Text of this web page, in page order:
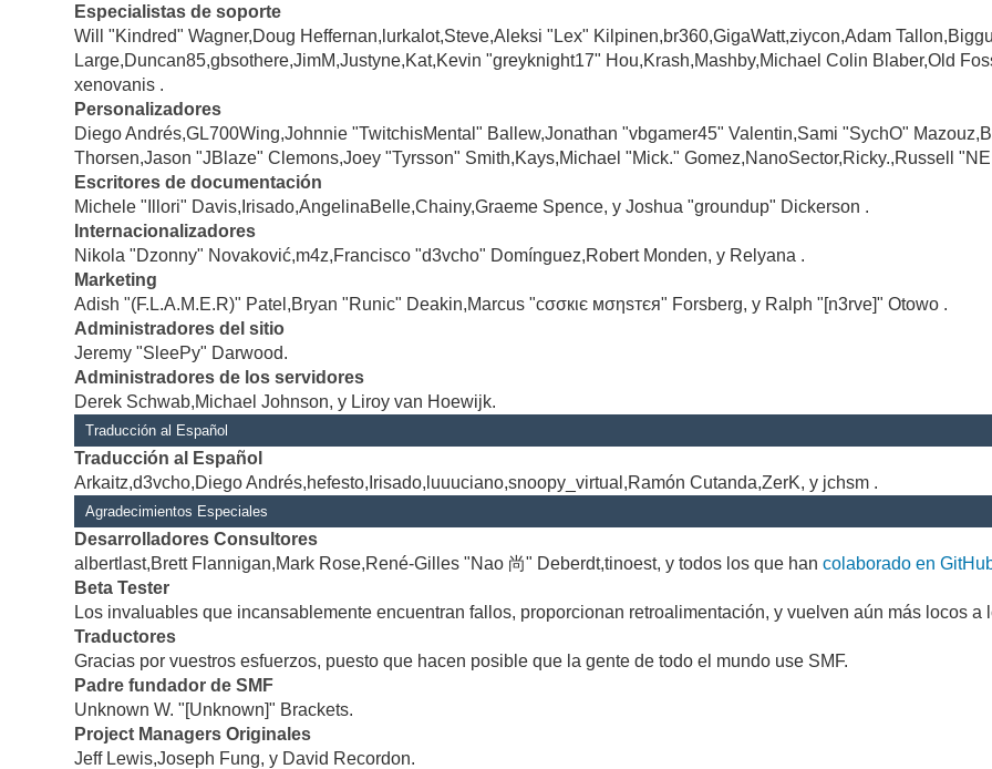
Especialistas de soporte
Will "Kindred" Wagner,Doug Heffernan,lurkalot,Steve,Aleksi "Lex" Kilpinen,br360,GigaWatt,ziycon,Adam
Large,Duncan85,gbsothere,JimM,Justyne,Kat,Kevin "greyknight17" Hou,Krash,Mashby,Michael Colin Blaber,Old
xenovanis .
Personalizadores
Diego Andrés,GL700Wing,Johnnie "TwitchisMental" Ballew,Jonathan "vbgamer45" Valentin,Sami "SychO"
Thorsen,Jason "JBlaze" Clemons,Joey "Tyrsson" Smith,Kays,Michael "Mick." Gomez,NanoSector,Ricky.,Russell
Escritores de documentación
Michele "Illori" Davis,Irisado,AngelinaBelle,Chainy,Graeme Spence, y Joshua "groundup" Dickerson .
Internacionalizadores
Nikola "Dzonny" Novaković,m4z,Francisco "d3vcho" Domínguez,Robert Monden, y Relyana .
Marketing
Adish "(F.L.A.M.E.R)" Patel,Bryan "Runic" Deakin,Marcus "cσσкιє мσηѕтєя" Forsberg, y Ralph "[n3rve]" Otowo .
Administradores del sitio
Jeremy "SleePy" Darwood.
Administradores de los servidores
Derek Schwab,Michael Johnson, y Liroy van Hoewijk.
Traducción al Español
Traducción al Español
Arkaitz,d3vcho,Diego Andrés,hefesto,Irisado,luuuciano,snoopy_virtual,Ramón Cutanda,ZerK, y jchsm .
Agradecimientos Especiales
Desarrolladores Consultores
albertlast,Brett Flannigan,Mark Rose,René-Gilles "Nao 尚" Deberdt,tinoest, y todos los que hancolaborado en
Beta Tester
Los invaluables que incansablemente encuentran fallos, proporcionan retroalimentación, y vuelven aún más locos a
Traductores
Gracias por vuestros esfuerzos, puesto que hacen posible que la gente de todo el mundo use SMF.
Padre fundador de SMF
Unknown W. "[Unknown]" Brackets.
Project Managers Originales
Jeff Lewis,Joseph Fung, y David Recordon.